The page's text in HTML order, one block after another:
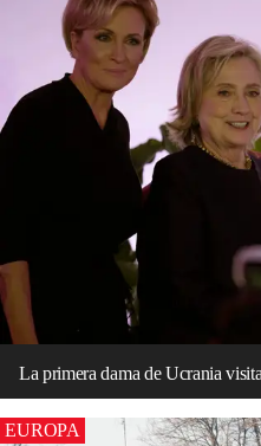
La primera dama de Ucrania
EUROPA